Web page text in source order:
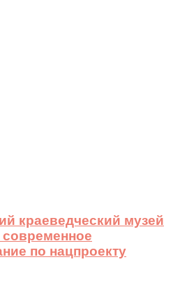
краеведческий музей
современное
по нацпроекту